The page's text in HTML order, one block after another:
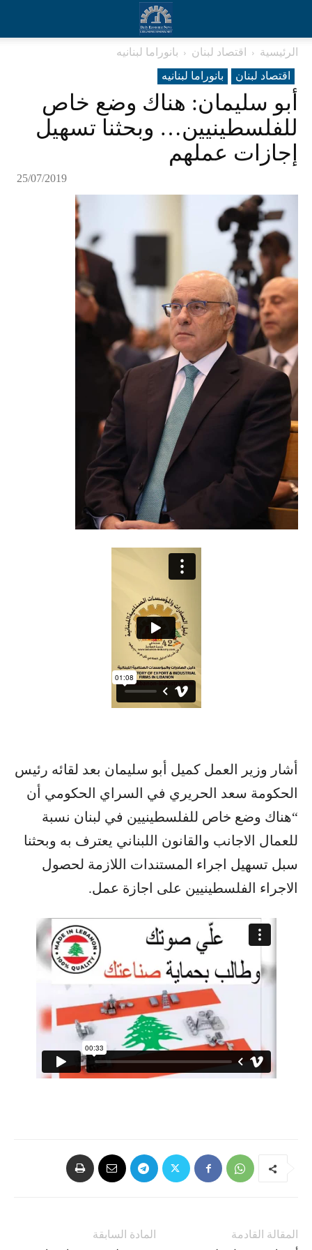
الرئيسية اقتصاد لبنان
بانوراما لبنانیه
اقتصاد لبنان
بانوراما لبنانیه
أبو سليمان: هناك وضع خاص
للفلسطينيين… وبحثنا تسهيل
إجازات عملهم
25/07/2019
أشار وزير العمل كميل أبو سليمان بعد لقائه رئيس
الحكومة سعد الحريري في السراي الحكومي أن
“هناك وضع خاص للفلسطينيين في لبنان نسبة
للعمال الاجانب والقانون اللبناني يعترف به وبحثنا
سبل تسهيل اجراء المستندات اللازمة لحصول
الاجراء الفلسطينيين على اجازة عمل.
المادة السابقة
المقالة القادمة